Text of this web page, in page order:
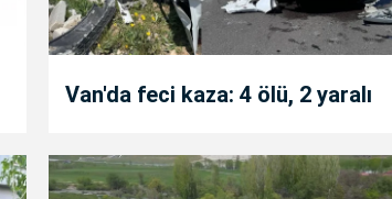
Van'da feci kaza: 4 ölü, 2 yaralı